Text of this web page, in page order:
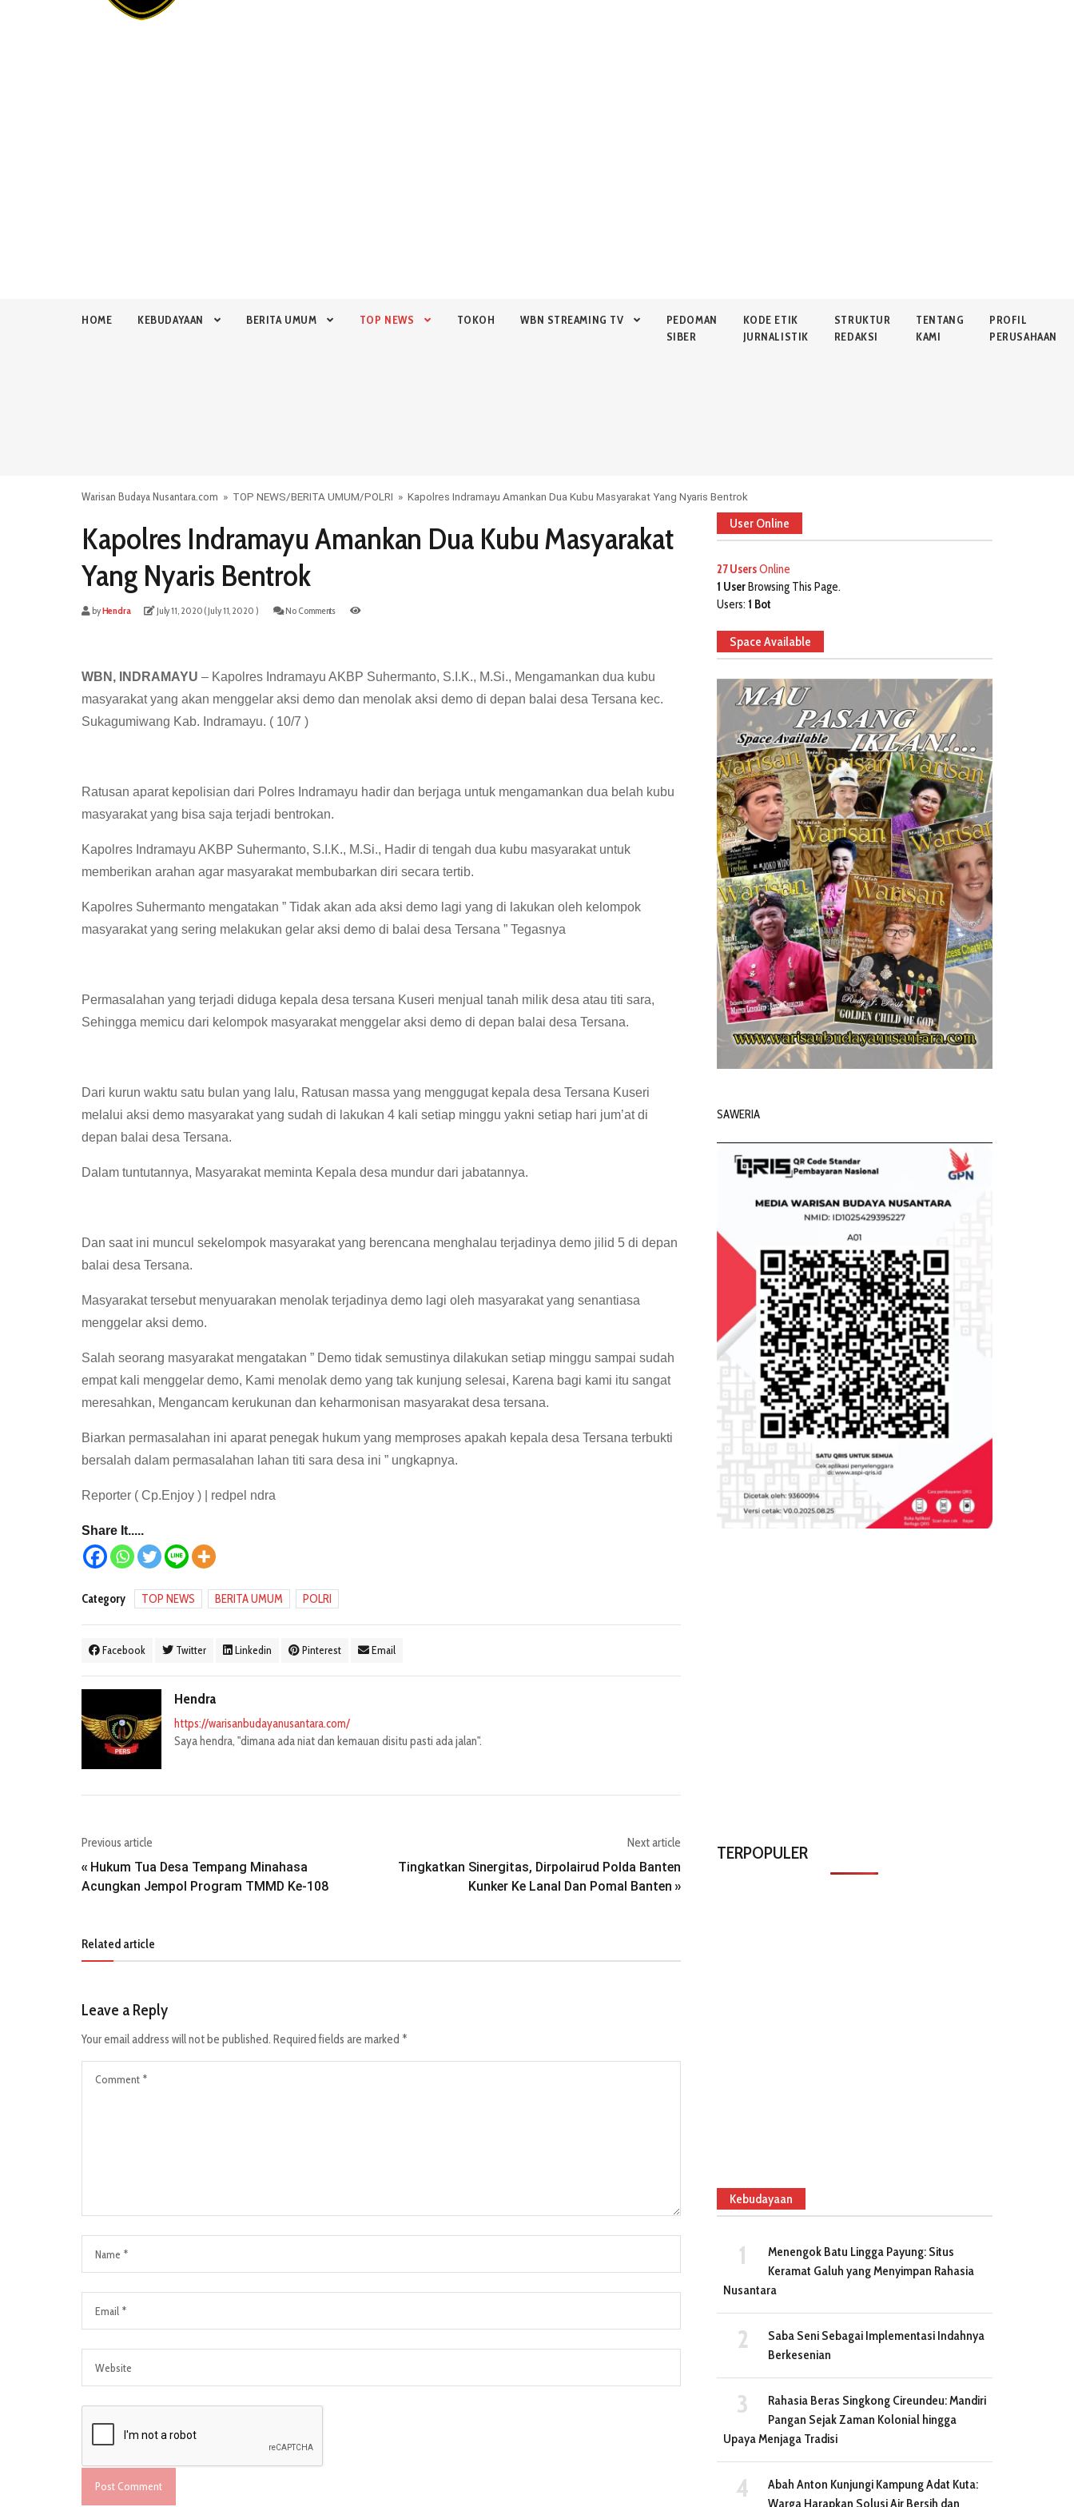
HOME KEBUDAYAAN BERITA UMUM TOP NEWS TOKOH WBN STREAMING TV
PEDOMAN
SIBER
KODE ETIK
JURNALISTIK
STRUKTUR
REDAKSI
TENTANG
KAMI
PROFIL
PERUSAHAAN
Warisan Budaya Nusantara.com » TOP NEWS/BERITA UMUM/POLRI » Kapolres Indramayu Amankan Dua Kubu Masyarakat Yang Nyaris Bentrok
Kapolres Indramayu Amankan Dua Kubu Masyarakat
Yang Nyaris Bentrok
byHendra July 11, 2020 ( July 11, 2020 ) No Comments
WBN, INDRAMAYU – Kapolres Indramayu AKBP Suhermanto, S.I.K., M.Si., Mengamankan dua kubu
masyarakat yang akan menggelar aksi demo dan menolak aksi demo di depan balai desa Tersana kec.
Sukagumiwang Kab. Indramayu. ( 10/7 )
Ratusan aparat kepolisian dari Polres Indramayu hadir dan berjaga untuk mengamankan dua belah kubu
masyarakat yang bisa saja terjadi bentrokan.
Kapolres Indramayu AKBP Suhermanto, S.I.K., M.Si., Hadir di tengah dua kubu masyarakat untuk
memberikan arahan agar masyarakat membubarkan diri secara tertib.
Kapolres Suhermanto mengatakan ” Tidak akan ada aksi demo lagi yang di lakukan oleh kelompok
masyarakat yang sering melakukan gelar aksi demo di balai desa Tersana ” Tegasnya
Permasalahan yang terjadi diduga kepala desa tersana Kuseri menjual tanah milik desa atau titi sara,
Sehingga memicu dari kelompok masyarakat menggelar aksi demo di depan balai desa Tersana.
Dari kurun waktu satu bulan yang lalu, Ratusan massa yang menggugat kepala desa Tersana Kuseri
melalui aksi demo masyarakat yang sudah di lakukan 4 kali setiap minggu yakni setiap hari jum’at di
depan balai desa Tersana.
Dalam tuntutannya, Masyarakat meminta Kepala desa mundur dari jabatannya.
Dan saat ini muncul sekelompok masyarakat yang berencana menghalau terjadinya demo jilid 5 di depan
balai desa Tersana.
Masyarakat tersebut menyuarakan menolak terjadinya demo lagi oleh masyarakat yang senantiasa
menggelar aksi demo.
Salah seorang masyarakat mengatakan ” Demo tidak semustinya dilakukan setiap minggu sampai sudah
empat kali menggelar demo, Kami menolak demo yang tak kunjung selesai, Karena bagi kami itu sangat
meresahkan, Mengancam kerukunan dan keharmonisan masyarakat desa tersana.
Biarkan permasalahan ini aparat penegak hukum yang memproses apakah kepala desa Tersana terbukti
bersalah dalam permasalahan lahan titi sara desa ini ” ungkapnya.
Reporter ( Cp.Enjoy ) | redpel ndra
Share It.....
Category TOP NEWS BERITA UMUM POLRI
Facebook Twitter Linkedin Pinterest Email
Hendra
https://warisanbudayanusantara.com/
Saya hendra, "dimana ada niat dan kemauan disitu pasti ada jalan".
Previous article
« Hukum Tua Desa Tempang Minahasa
Acungkan Jempol Program TMMD Ke-108
Next article
Tingkatkan Sinergitas, Dirpolairud Polda Banten
Kunker Ke Lanal Dan Pomal Banten »
Related article
Leave a Reply
Your email address will not be published. Required fields are marked *
User Online
27 UsersOnline
1 UserBrowsing This Page.
Users: 1 Bot
Space Available
SAWERIA
TERPOPULER
Kebudayaan
Menengok Batu Lingga Payung: Situs
Keramat Galuh yang Menyimpan Rahasia
Nusantara
Saba Seni Sebagai Implementasi Indahnya
Berkesenian
Rahasia Beras Singkong Cireundeu: Mandiri
Pangan Sejak Zaman Kolonial hingga
Upaya Menjaga Tradisi
Abah Anton Kunjungi Kampung Adat Kuta:
Warga Harapkan Solusi Air Bersih dan